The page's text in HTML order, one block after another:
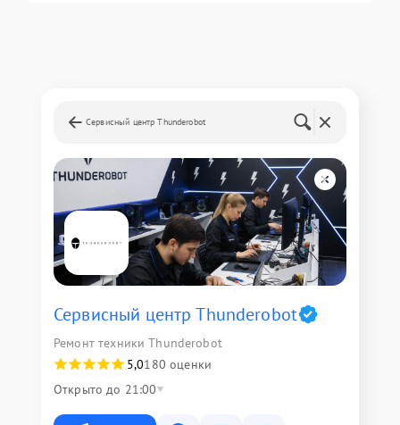
Сервисный центр Thunderobot
Сервисный центр Thunderobot
Ремонт техники Thunderobot
5,0180 оценки
Открыто до 21:00